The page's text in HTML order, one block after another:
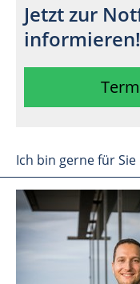
Jetzt zur
informieren!
Ich bin gerne für Sie